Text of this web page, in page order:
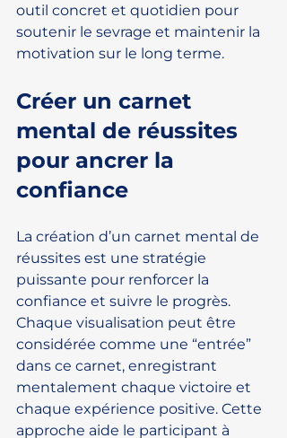
outil concret et quotidien pour
soutenir le sevrage et maintenir la
motivation sur le long terme.
Créer un carnet
mental de réussites
pour ancrer la
confiance
La création d’un carnet mental de
réussites est une stratégie
puissante pour renforcer la
confiance et suivre le progrès.
Chaque visualisation peut être
considérée comme une “entrée”
dans ce carnet, enregistrant
mentalement chaque victoire et
chaque expérience positive. Cette
approche aide le participant à